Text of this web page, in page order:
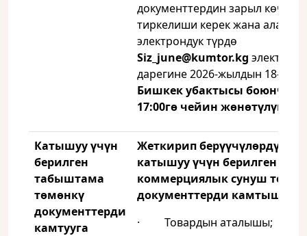
документтердин зарыл
тиркелиши керек жана алар
электрондук түрдө
Siz june@kumtor.kg
дарегине 2026‑жылдын 18-
Бишкек убактысы боюнча
17:00гө чейин жөнөтүлүшү
Катышуу үчүн
берилген
табыштама
төмөнкү
документтерди
камтууга
Жеткирип берүүчүлөрдү
катышуу үчүн берилген
коммерциялык сунуш
документтерди камтышы
· Товардын аталышы;